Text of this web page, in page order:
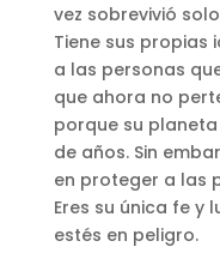
vez sobrevivió
Tiene sus propias
a las personas
que ahora no
porque su
de años. Sin
en proteger a las
Eres su única fe y
estés en peligro.